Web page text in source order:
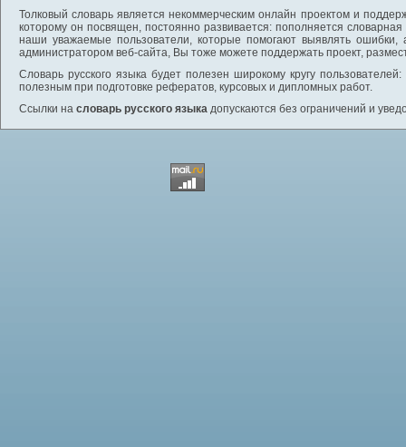
Толковый словарь является некоммерческим онлайн проектом и
которому он посвящен, постоянно развивается: пополняется
наши уважаемые пользователи, которые помогают выявлять
администратором веб-сайта, Вы тоже можете поддержать проект,
Словарь русского языка будет полезен широкому кругу
полезным при подготовке рефератов, курсовых и дипломных работ.
Ссылки на словарь русского языка допускаются без ограничений и